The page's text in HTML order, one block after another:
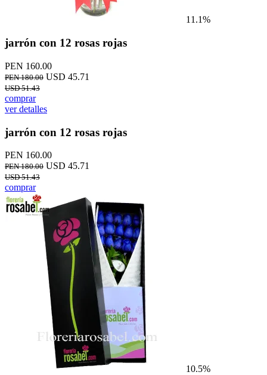
11.1%
jarrón con 12 rosas rojas
PEN 160.00
PEN 180.00 USD 45.71
USD 51.43
comprar
ver detalles
jarrón con 12 rosas rojas
PEN 160.00
PEN 180.00 USD 45.71
USD 51.43
comprar
10.5%